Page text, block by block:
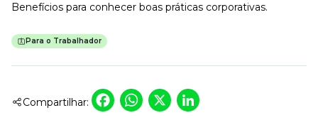
Benefícios para conhecer boas práticas corporativas.
Para o Trabalhador
Compartilhar: Facebook
WhatsApp
X